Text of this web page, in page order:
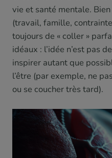
vie et santé mentale.
(travail, famille,
toujours de « coller »
idéaux : l’idée n’est pas
inspirer autant que
l’être (par exemple, ne
ou se coucher très tard).